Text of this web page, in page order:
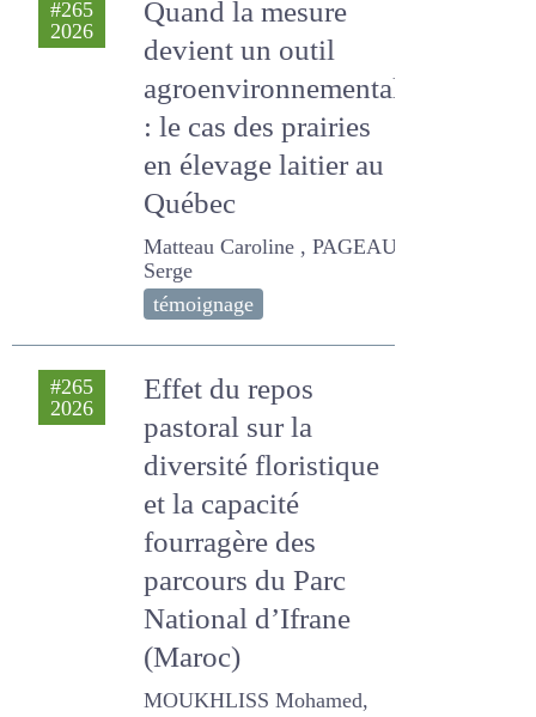
#265
2026
Quand la mesure
devient un outil
agroenvironnemental
: le cas des prairies en
élevage laitier au
Québec
Matteau Caroline , PAGEAU
Serge
témoignage
#265
2026
Effet du repos
pastoral sur la
diversité floristique
et la capacité
fourragère des
parcours du Parc
National d’Ifrane
(Maroc)
MOUKHLISS Mohamed,